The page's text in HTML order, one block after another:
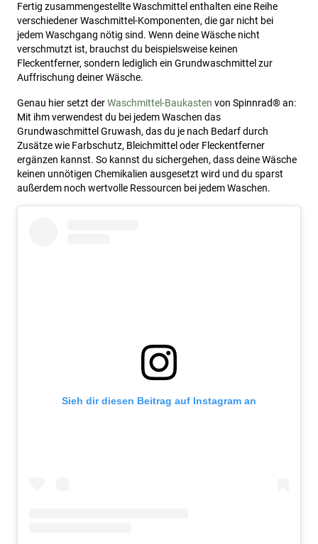
Fertig zusammengestellte Waschmittel enthalten eine Reihe
verschiedener Waschmittel-Komponenten, die gar nicht bei
jedem Waschgang nötig sind. Wenn deine Wäsche nicht
verschmutzt ist, brauchst du beispielsweise keinen
Fleckentferner, sondern lediglich ein Grundwaschmittel zur
Auffrischung deiner Wäsche.
Genau hier setzt derWaschmittel-Baukasten von Spinnrad® an:
Mit ihm verwendest du bei jedem Waschen das
Grundwaschmittel Gruwash, das du je nach Bedarf durch
Zusätze wie Farbschutz, Bleichmittel oder Fleckentferner
ergänzen kannst. So kannst du sichergehen, dass deine Wäsche
keinen unnötigen Chemikalien ausgesetzt wird und du sparst
außerdem noch wertvolle Ressourcen bei jedem Waschen.
Sieh dir diesen Beitrag auf Instagram an